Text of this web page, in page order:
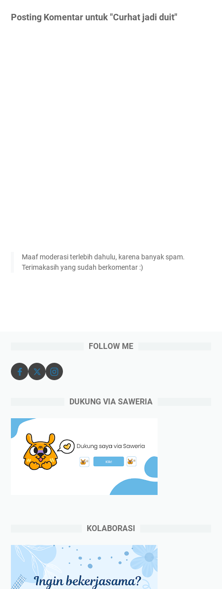
Posting Komentar untuk "Curhat jadi duit"
Maaf moderasi terlebih dahulu, karena banyak spam.
Terimakasih yang sudah berkomentar :)
FOLLOW ME
DUKUNG VIA SAWERIA
KOLABORASI